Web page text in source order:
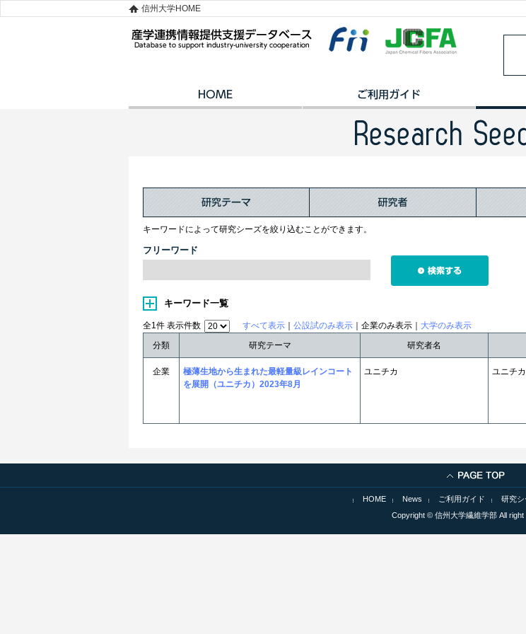
信州大学HOME
キーワードによって研究シーズを絞り込むことができます。
フリーワード
キーワード一覧
全1件 表示件数 すべて表示 公設試のみ表示 ｜企業のみ表示｜ 大学のみ表示
分類 研究テーマ 研究者名
企業
極薄生地から生まれた最軽量級レインコート
を展開（ユニチカ）2023年8月
ユニチカ ユニチカ
HOME News ご利用ガイド 研究シ
Copyright © 信州大学繊維学部 All right